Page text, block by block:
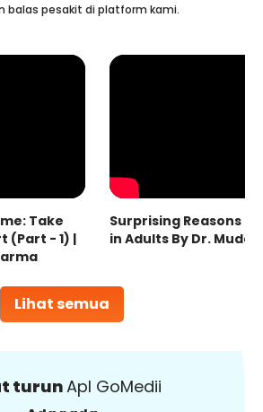
Lihat semua
balas pesakit di platform kami.
Take
(Part - 1) |
Surprising Reasons
in Adults By Dr.
turunApl GoMedii